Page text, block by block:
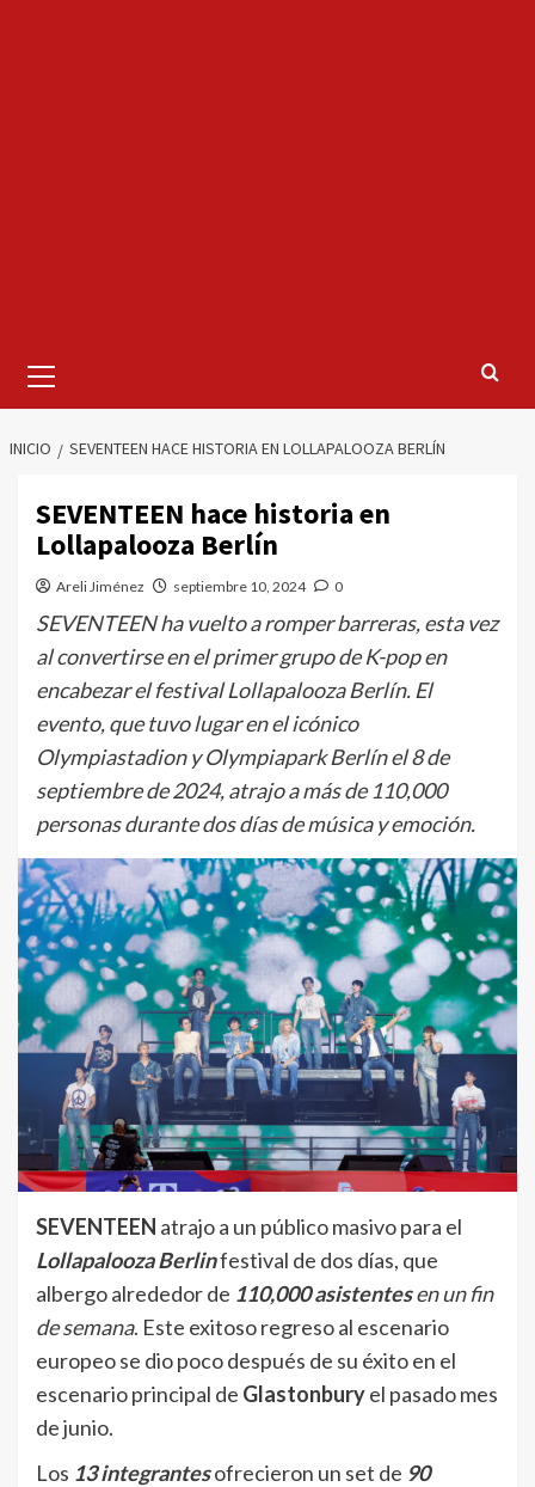
primario
INICIO SEVENTEEN HACE HISTORIA EN LOLLAPALOOZA BERLÍN
SEVENTEEN hace historia en
Lollapalooza Berlín
Areli Jiménez septiembre 10, 2024 0
SEVENTEEN ha vuelto a romper barreras, esta vez
al convertirse en el primer grupo de K-pop en
encabezar el festival Lollapalooza Berlín. El
evento, que tuvo lugar en el icónico
Olympiastadion y Olympiapark Berlín el 8 de
septiembre de 2024, atrajo a más de 110,000
personas durante dos días de música y emoción.
SEVENTEEN atrajo a un público masivo para el
Lollapalooza Berlinfestival de dos días, que
albergo alrededor de 110,000 asistentesen un fin
de semana. Este exitoso regreso al escenario
europeo se dio poco después de su éxito en el
escenario principal de Glastonburyel pasado mes
de junio.
Los 13 integrantesofrecieron un set de 90